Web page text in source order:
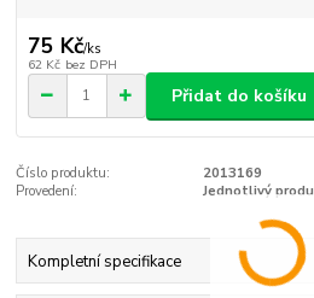
75 Kč/ks
62 Kč bez DPH
Přidat do košíku
Číslo produktu:
2013169
Provedení:
Jednotlivý
Kompletní specifikace